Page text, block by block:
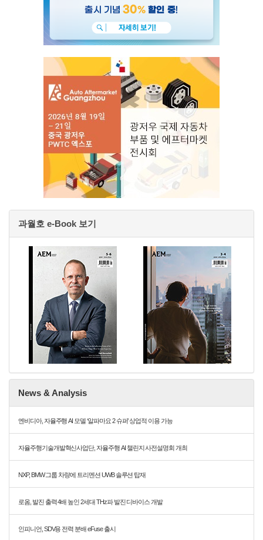
과월호 e-Book 보기
News & Analysis
엔비디아, 자율주행 AI 모델 ‘알파마요 2 슈퍼’ 상업적 이용 가능
자율주행기술개발혁신사업단, 자율주행 AI 챌린지 사전설명회 개최
NXP, BMW 그룹 차량에 트리멘션 UWB 솔루션 탑재
로옴, 발진 출력 4배 높인 2세대 THz파 발진 디바이스 개발
인피니언, SDV용 전력 분배 eFuse 출시